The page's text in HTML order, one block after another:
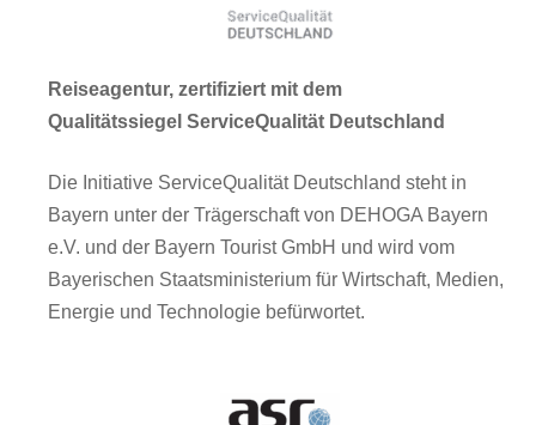
Reiseagentur, zertifiziert mit dem
Qualitätssiegel ServiceQualität Deutschland
Die Initiative ServiceQualität Deutschland steht in
Bayern unter der Trägerschaft von DEHOGA Bayern
e.V. und der Bayern Tourist GmbH und wird vom
Bayerischen Staatsministerium für Wirtschaft, Medien,
Energie und Technologie befürwortet.